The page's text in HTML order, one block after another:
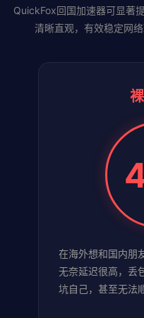
QuickFox回国加速器可显著
清晰直观，有效稳定网
在海外想和国内朋
无奈延迟很高，丢
坑自己，甚至无法